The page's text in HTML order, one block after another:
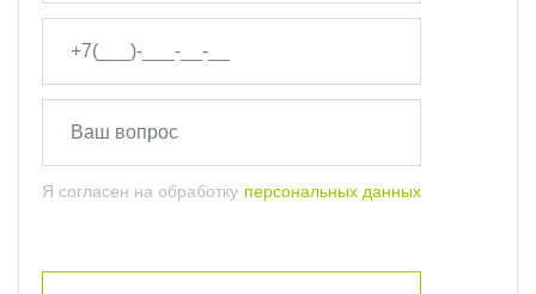
Я согласен на обработку персональных данных